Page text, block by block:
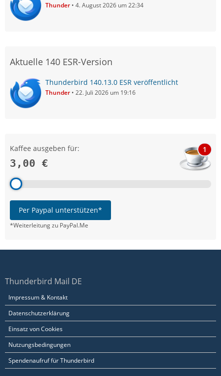
Thunder 4. August 2026 um 22:34
Aktuelle 140 ESR-Version
Thunderbird 140.13.0 ESR veröffentlicht
Thunder 22. Juli 2026 um 19:16
Kaffee ausgeben für:
3,00 €
1
Per Paypal unterstützen*
*Weiterleitung zu PayPal.Me
Thunderbird Mail DE
Impressum & Kontakt
Datenschutzerklärung
Einsatz von Cookies
Nutzungsbedingungen
Spendenaufruf für Thunderbird